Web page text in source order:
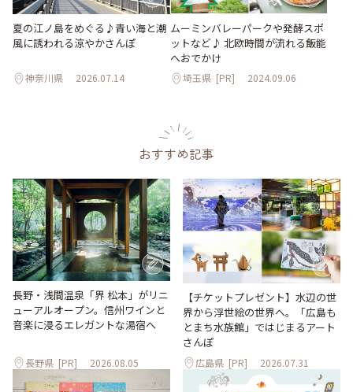
夏の江ノ島をめぐる♪青い海と潮
風に誘われる涼やかさんぽ
神奈川県 2026.07.14
ムーミンバレーパークや発酵スポ
ットなど♪ 北欧時間が流れる飯能
へおでかけ
埼玉県 [PR] 2024.09.06
おすすめ記事
長野・浅間温泉「界 松本」がリニ
ューアルオープン。信州ワインと
音楽に浸るエレガントな湯宿へ
長野県 [PR] 2026.08.05
【チケットプレゼント】水辺の世
界から浮世絵の世界へ。「広島も
とまち水族館」ではじまるアート
さんぽ
広島県 [PR] 2026.07.31